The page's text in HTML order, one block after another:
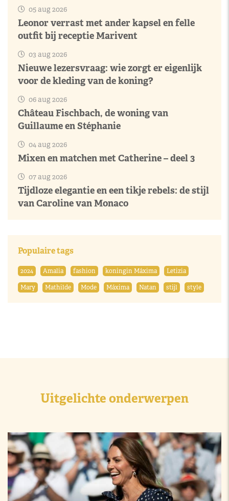
05 aug 2026
Leonor verrast met ander kapsel en felle
outfit bij receptie Marivent
03 aug 2026
Nieuwe lezersvraag: wie zorgt er eigenlijk
voor de kleding van de koning?
06 aug 2026
Château Fischbach, de woning van
Guillaume en Stéphanie
04 aug 2026
Mixen en matchen met Catherine – deel 3
07 aug 2026
Tijdloze elegantie en een tikje rebels: de stijl
van Caroline van Monaco
Populaire tags
2024 Amalia fashion koningin Máxima
Letizia
Mary
Mathilde Mode Máxima Natan stijl style
Uitgelichte onderwerpen